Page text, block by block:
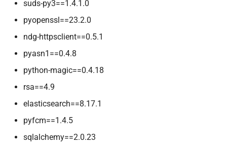
suds-py3==1.4.1.0
pyopenssl==23.2.0
ndg-httpsclient==0.5.1
pyasn1==0.4.8
python-magic==0.4.18
rsa==4.9
elasticsearch==8.17.1
pyfcm==1.4.5
sqlalchemy==2.0.23